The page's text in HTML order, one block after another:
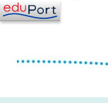
Zum
Inhalt